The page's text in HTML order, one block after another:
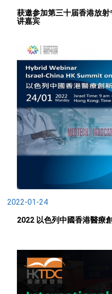
获邀参加第三十届香港放
讲嘉宾
2022-01-24
2022 以色列中國香港醫療